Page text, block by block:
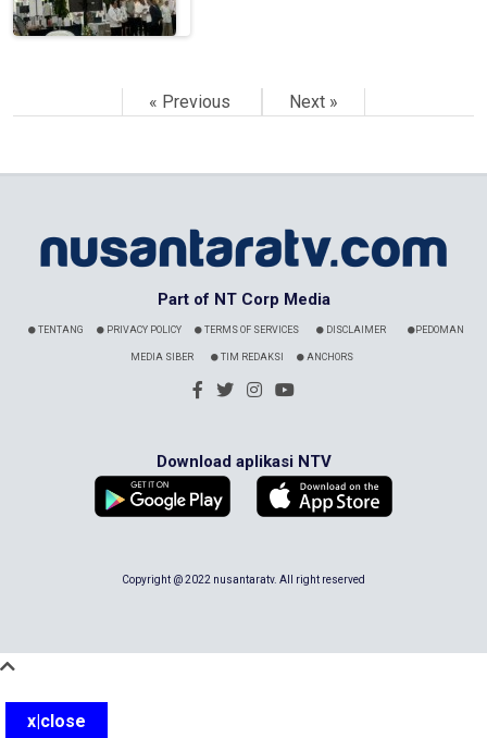
« Previous Next »
Part of NT Corp Media
TENTANG PRIVACY POLICY TERMS OF SERVICES DISCLAIMER PEDOMAN
MEDIA SIBER TIM REDAKSI ANCHORS
Download aplikasi NTV
Copyright @ 2022 nusantaratv. All right reserved
x|close